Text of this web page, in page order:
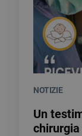
NOTIZIE
Un